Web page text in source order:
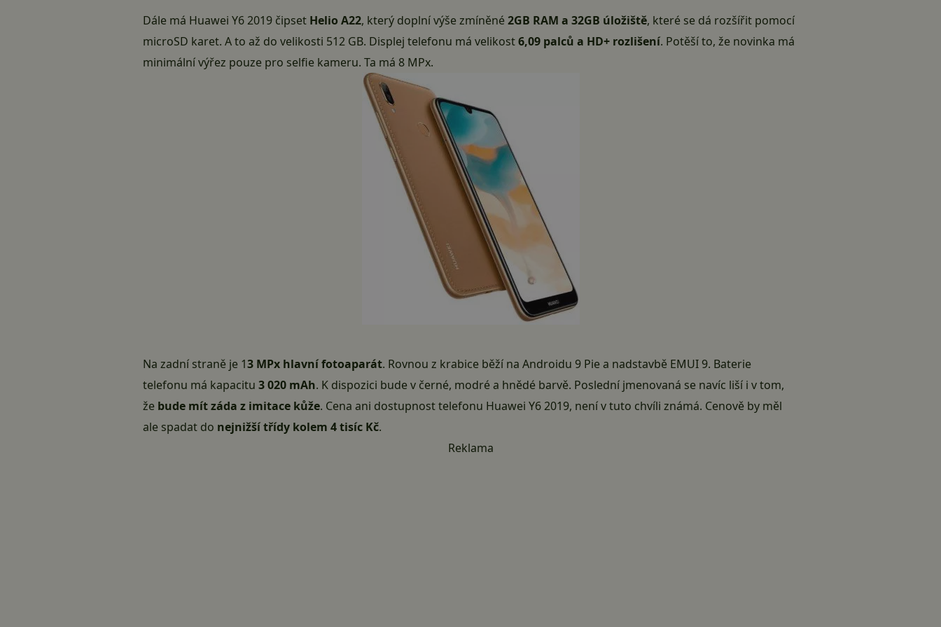
Dále má Huawei Y6 2019 čipset Helio A22, který doplní výše zmíněné2GB RAM a 32GB úložiště, které se dá rozšířit pomocí
microSD karet. A to až do velikosti 512 GB. Displej telefonu má velikost6,09 palců a HD+ rozlišení. Potěší to, že novinka má
minimální výřez pouze pro selfie kameru. Ta má 8 MPx.
Na zadní straně je 13 MPx hlavní fotoaparát. Rovnou z krabice běží na Androidu 9 Piea nadstavbě EMUI 9. Baterie
telefonu má kapacitu 3 020 mAh. K dispozici bude v černé, modré a hnědé barvě. Poslední jmenovaná se navíc liší i v tom,
že bude mít záda z imitace kůže. Cena ani dostupnost telefonu Huawei Y6 2019, není v tuto chvíli známá. Cenově by měl
ale spadat do nejnižší třídy kolem 4 tisíc Kč.
Reklama